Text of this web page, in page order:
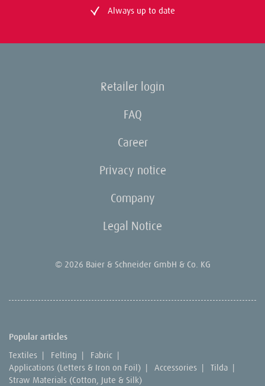
Always up to date
Retailer login
FAQ
Career
Privacy notice
Company
Legal Notice
© 2026 Baier & Schneider GmbH & Co. KG
Popular articles
Textiles | Felting | Fabric |
Applications (Letters & Iron on Foil) | Accessories | Tilda |
Straw Materials (Cotton, Jute & Silk)